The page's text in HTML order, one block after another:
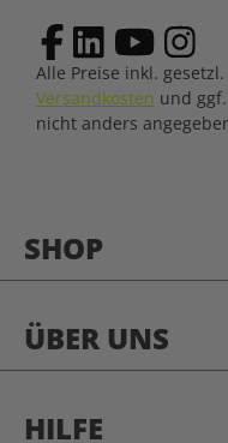
SHOP
ÜBER UNS
HILFE
Alle Preise inkl.
Versandkosten und
nicht anders